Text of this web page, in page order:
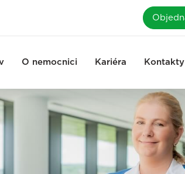
O nemocnici Kariéra Kontakty